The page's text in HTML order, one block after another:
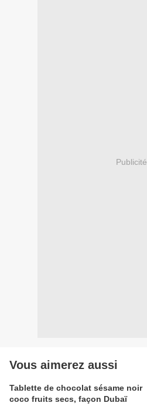
Publicité
Vous aimerez aussi
Tablette de chocolat sésame noir
coco fruits secs, façon Dubaï